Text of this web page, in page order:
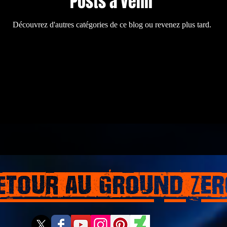
Découvrez d'autres catégories de ce blog ou revenez plus tard.
aU GROUND